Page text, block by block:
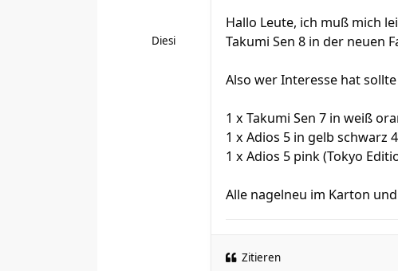
Diesi
Hallo Leute, ich muß mich
Takumi Sen 8 in der neuen
Also wer Interesse hat
1 x Takumi Sen 7 in weiß
1 x Adios 5 in gelb schwarz
1 x Adios 5 pink (Tokyo
Alle nagelneu im Karton
Zitieren